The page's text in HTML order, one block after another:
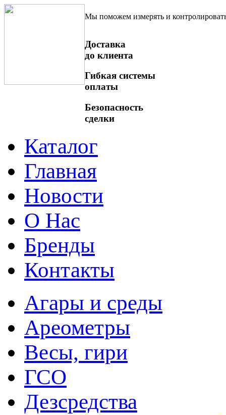
Мы поможем измерять и
Доставка
до клиента
Гибкая системы
оплаты
Безопасность
сделки
Каталог
Главная
Новости
О Нас
Бренды
Контакты
Агары и среды
Ареометры
Весы, гири
ГСО
Дезсредства